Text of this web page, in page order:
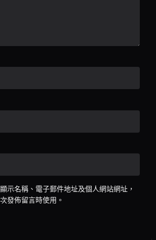
示名稱、電子郵件地址及個人網站網址，
發佈留言時使用。